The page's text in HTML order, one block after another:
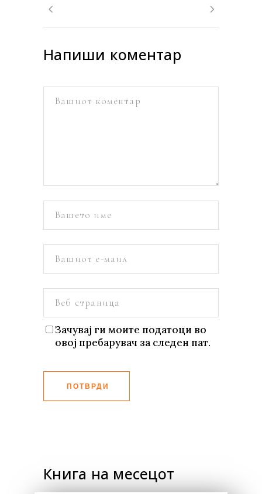
Напиши коментар
Зачувај ги моите податоци во
овој пребарувач за следен пат.
ПОТВРДИ
Книга на месецот